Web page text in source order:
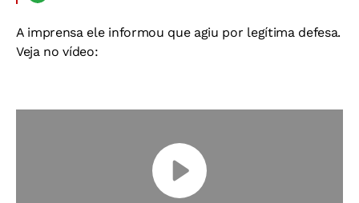
A imprensa ele informou que agiu por legítima defesa.
Veja no vídeo: